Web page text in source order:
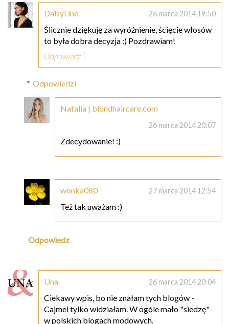
DaisyLine 26 marca 2014 19:50
Ślicznie dziękuję za wyróżnienie, ścięcie włosów
to była dobra decyzja :) Pozdrawiam!
Odpowiedz
Odpowiedzi
Natalia | blondhaircare.com
26 marca 2014 20:07
Zdecydowanie! :)
wonka080 27 marca 2014 12:54
Też tak uważam :)
Odpowiedz
Una 26 marca 2014 20:04
Ciekawy wpis, bo nie znałam tych blogów -
Cajmel tylko widziałam. W ogóle mało "siedzę"
w polskich blogach modowych.